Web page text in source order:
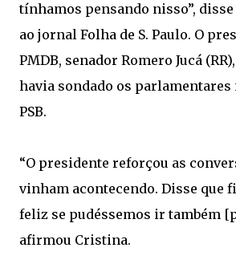
tínhamos pensando nisso”,
ao jornal Folha de S. Paulo. O
PMDB, senador Romero Jucá
havia sondado os
PSB.
“O presidente reforçou as
vinham acontecendo. Disse que
feliz se pudéssemos ir também
afirmou Cristina.